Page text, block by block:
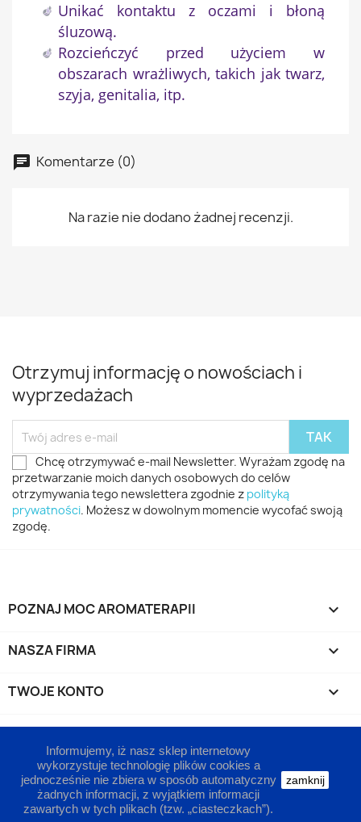
Informujemy, iż nasz sklep internetowy
wykorzystuje technologię plików cookies a
jednocześnie nie zbiera w sposób automatyczny
żadnych informacji, z wyjątkiem informacji
zawartych w tych plikach (tzw. „ciasteczkach”).
zamknij
Unikać kontaktu z oczami i błoną
śluzową.
Rozcieńczyć przed użyciem w
obszarach wrażliwych, takich jak twarz,
szyja, genitalia, itp.
Komentarze (0)
Na razie nie dodano żadnej recenzji.
Otrzymuj informację o nowościach i
wyprzedażach
Chcę otrzymywać e-mail Newsletter. Wyrażam zgodę na
przetwarzanie moich danych osobowych do celów
otrzymywania tego newslettera zgodnie z polityką
prywatności. Możesz w dowolnym momencie wycofać swoją
zgodę.
POZNAJ MOC AROMATERAPII 
NASZA FIRMA 
TWOJE KONTO 
INFORMACJA O SKLEPIE keyboard_arrow_down
© 2022 - Moc-Aromaterapii.com™